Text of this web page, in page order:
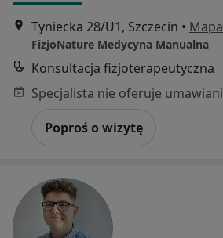
Tyniecka 28/U1, Szczecin • Mapa
FizjoNature Medycyna Manualna
Konsultacja fizjoterapeutyczna
Poproś o wizytę